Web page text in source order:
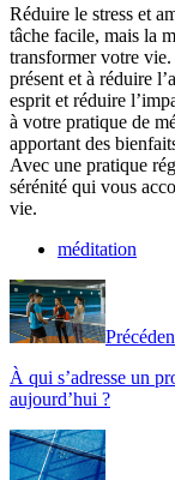
Réduire le stress et
tâche facile, mais la
transformer votre
présent et à réduire
esprit et réduire
à votre pratique de
apportant des
Avec une pratique
sérénité qui vous
vie.
méditation
À qui s’adresse un
aujourd’hui ?